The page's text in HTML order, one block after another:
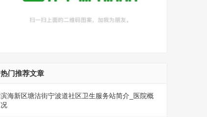
热门推荐文章
滨海新区塘沽街宁波道社区卫生服务站简介_医院概
况